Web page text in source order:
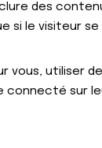
des
si le visiteur
utiliser
connecté sur